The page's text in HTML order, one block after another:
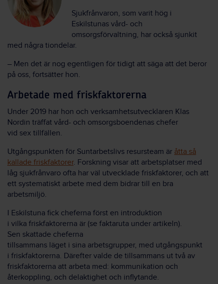
Sjukfrånvaron, som varit hög i
Eskilstunas vård- och
omsorgsförvaltning, har också sjunkit
med några tiondelar.
– Men det är nog egentligen för tidigt att säga att det beror
på oss, fortsätter hon.
Arbetade med friskfaktorerna
Under 2019 har hon och verksamhetsutvecklaren Klas
Nordin träffat vård- och omsorgsboendenas chefer
vid sex tillfällen.
Utgångspunkten för Suntarbetslivs resursteam är åtta så
kallade friskfaktorer. Forskning visar att arbetsplatser med
låg sjukfrånvaro ofta har väl utvecklade friskfaktorer, och att
ett systematiskt arbete med dem bidrar till en bra
arbetsmiljö.
I Eskilstuna fick cheferna först en introduktion
i vilka friskfaktorerna är (se faktaruta under artikeln).
Sen skattade cheferna
tillsammans läget i sina arbetsgrupper, med utgångspunkt
i friskfaktorerna. Därefter valde de tillsammans ut två av
friskfaktorerna att arbeta med: kommunikation och
återkoppling, och delaktighet och inflytande.